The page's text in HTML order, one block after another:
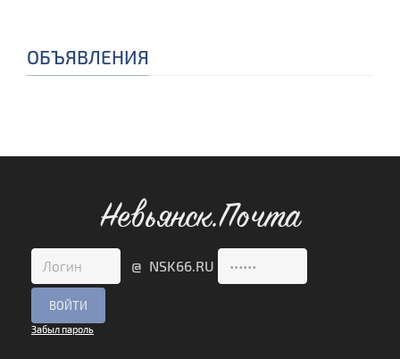
ОБЪЯВЛЕНИЯ
Невьянск.Почта
@ NSK66.RU
Забыл пароль